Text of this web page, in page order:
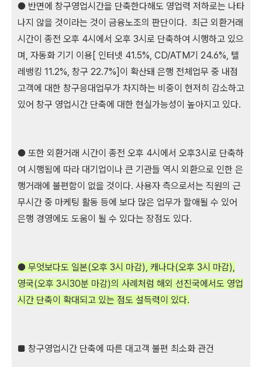
● 반면에 창구영업시간을 단축한다해도 영업력 저하로는 나타
나지 않을 것이라는 것이 금융노조의 판단이다. 최근 외환거래
시간이 종전 오후 4시에서 오후 3시로 단축하여 시행하고 있으
며, 자동화 기기 이용[ 인터넷 41.5%, CD/ATM기 24.6%, 텔
레뱅킹 11.2%, 창구 22.7%]이 확산돼 은행 전체업무 중 내점
고객에 대한 창구응대업무가 차지하는 비중이 현저히 감소하고
있어 창구 영업시간 단축에 대한 현실가능성이 높아지고 있다.
● 또한 외환거래 시간이 종전 오후 4시에서 오후3시로 단축하
여 시행됨에 따라 대기업이나 큰 기관들 역시 외환으로 인한 은
행거래에 불편함이 없을 것이다. 사용자 측으로서는 직원의 근
무시간 중 마케팅 활동 등에 보다 많은 업무가 할애될 수 있어
은행 경영에도 도움이 될 수 있다는 장점도 있다.
● 무엇보다도 일본(오후 3시 마감), 캐나다(오후 3시 마감),
영국(오후 3시30분 마감)의 사례처럼 해외 선진국에서도 영업
시간 단축이 확대되고 있는 점도 설득력이 있다.
■ 창구영업시간 단축에 따른 대고객 불편 최소화 관건